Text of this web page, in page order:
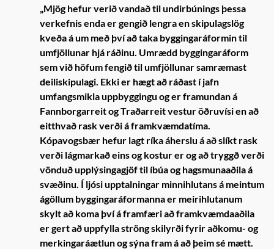
„Mjög hefur verið vandað til undirbúnings þessa
verkefnis enda er gengið lengra en skipulagslög
kveða á um með því að taka byggingaráformin til
umfjöllunar hjá ráðinu. Umrædd byggingaráform
sem við höfum fengið til umfjöllunar samræmast
deiliskipulagi. Ekki er hægt að ráðast í jafn
umfangsmikla uppbyggingu og er framundan á
Fannborgarreit og Traðarreit vestur öðruvísi en að
eitthvað rask verði á framkvæmdatíma.
Kópavogsbær hefur lagt ríka áherslu á að slíkt rask
verði lágmarkað eins og kostur er og að tryggð verði
vönduð upplýsingagjöf til íbúa og hagsmunaaðila á
svæðinu. Í ljósi upptalningar minnihlutans á meintum
ágöllum byggingaráformanna er meirihlutanum
skylt að koma því á framfæri að framkvæmdaaðila
er gert að uppfylla ströng skilyrði fyrir aðkomu- og
merkingaráætlun og sýna fram á að þeim sé mætt.